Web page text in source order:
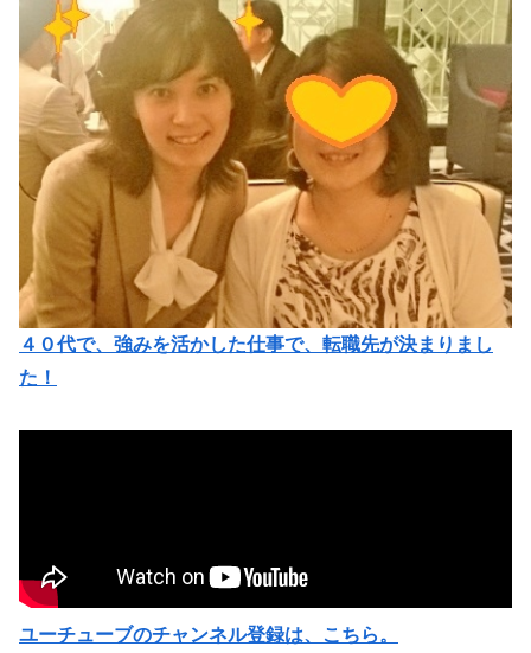
４０代で、強みを活かした仕事で、転職先が決まりまし
た！
ユーチューブのチャンネル登録は、こちら。